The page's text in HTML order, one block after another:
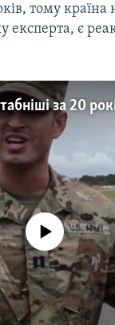
тому
експерта, є
source currently